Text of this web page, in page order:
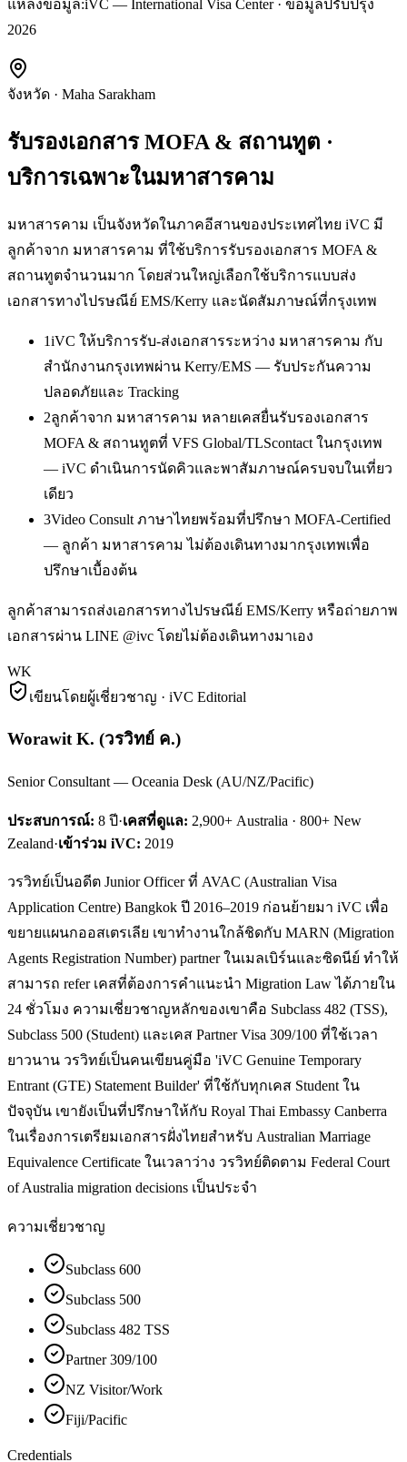
แหล่งข้อมูล:iVC — International Visa Center · ข้อมูลปรับปรุง
2026
จังหวัด · Maha Sarakham
รับรองเอกสาร MOFA & สถานทูต ·
บริการเฉพาะในมหาสารคาม
มหาสารคาม เป็นจังหวัดในภาคอีสานของประเทศไทย iVC มี
ลูกค้าจาก มหาสารคาม ที่ใช้บริการรับรองเอกสาร MOFA &
สถานทูตจำนวนมาก โดยส่วนใหญ่เลือกใช้บริการแบบส่ง
เอกสารทางไปรษณีย์ EMS/Kerry และนัดสัมภาษณ์ที่กรุงเทพ
1iVC ให้บริการรับ-ส่งเอกสารระหว่าง มหาสารคาม กับ
สำนักงานกรุงเทพผ่าน Kerry/EMS — รับประกันความ
ปลอดภัยและ Tracking
2ลูกค้าจาก มหาสารคาม หลายเคสยื่นรับรองเอกสาร
MOFA & สถานทูตที่ VFS Global/TLScontact ในกรุงเทพ
— iVC ดำเนินการนัดคิวและพาสัมภาษณ์ครบจบในเที่ยว
เดียว
3Video Consult ภาษาไทยพร้อมที่ปรึกษา MOFA-Certified
— ลูกค้า มหาสารคาม ไม่ต้องเดินทางมากรุงเทพเพื่อ
ปรึกษาเบื้องต้น
ลูกค้าสามารถส่งเอกสารทางไปรษณีย์ EMS/Kerry หรือถ่ายภาพ
เอกสารผ่าน LINE @ivc โดยไม่ต้องเดินทางมาเอง
WK
เขียนโดยผู้เชี่ยวชาญ · iVC Editorial
Worawit K. (วรวิทย์ ค.)
Senior Consultant — Oceania Desk (AU/NZ/Pacific)
ประสบการณ์: 8 ปี·เคสที่ดูแล: 2,900+ Australia · 800+ New
Zealand·เข้าร่วม iVC: 2019
วรวิทย์เป็นอดีต Junior Officer ที่ AVAC (Australian Visa
Application Centre) Bangkok ปี 2016–2019 ก่อนย้ายมา iVC เพื่อ
ขยายแผนกออสเตรเลีย เขาทำงานใกล้ชิดกับ MARN (Migration
Agents Registration Number) partner ในเมลเบิร์นและซิดนีย์ ทำให้
สามารถ refer เคสที่ต้องการคำแนะนำ Migration Law ได้ภายใน
24 ชั่วโมง ความเชี่ยวชาญหลักของเขาคือ Subclass 482 (TSS),
Subclass 500 (Student) และเคส Partner Visa 309/100 ที่ใช้เวลา
ยาวนาน วรวิทย์เป็นคนเขียนคู่มือ 'iVC Genuine Temporary
Entrant (GTE) Statement Builder' ที่ใช้กับทุกเคส Student ใน
ปัจจุบัน เขายังเป็นที่ปรึกษาให้กับ Royal Thai Embassy Canberra
ในเรื่องการเตรียมเอกสารฝั่งไทยสำหรับ Australian Marriage
Equivalence Certificate ในเวลาว่าง วรวิทย์ติดตาม Federal Court
of Australia migration decisions เป็นประจำ
ความเชี่ยวชาญ
Subclass 600
Subclass 500
Subclass 482 TSS
Partner 309/100
NZ Visitor/Work
Fiji/Pacific
Credentials